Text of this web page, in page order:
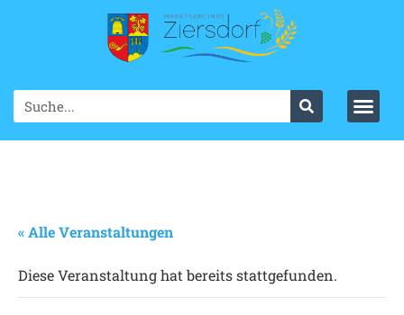
« Alle Veranstaltungen
Diese Veranstaltung hat bereits stattgefunden.